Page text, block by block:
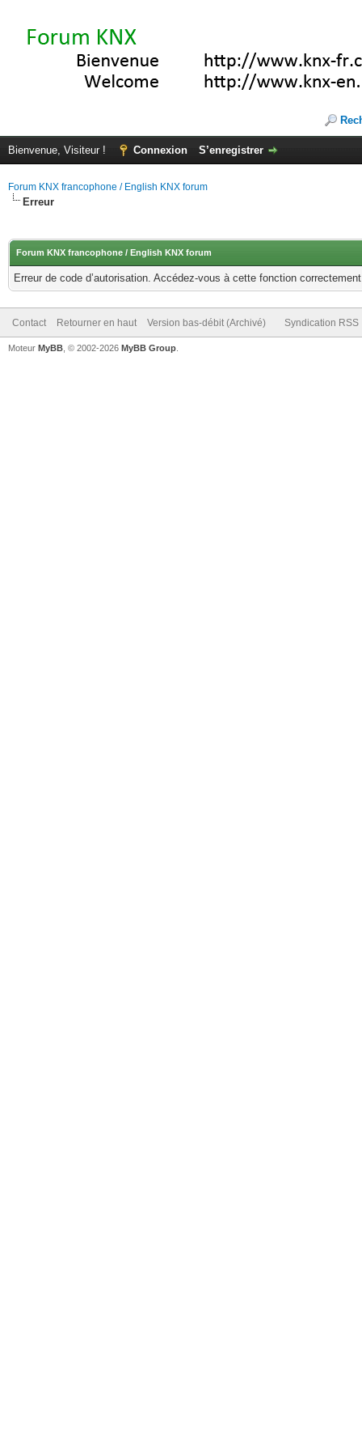
Bienvenue, Visiteur ! Connexion S’enregistrer
Forum KNX francophone / English KNX forum
Erreur
Forum KNX francophone / English KNX forum
Erreur de code d’autorisation. Accédez-vous à cette fonction
Contact Retourner en haut Version bas-débit (Archivé) Syndication RSS
Moteur MyBB , © 2002-2026 MyBB Group